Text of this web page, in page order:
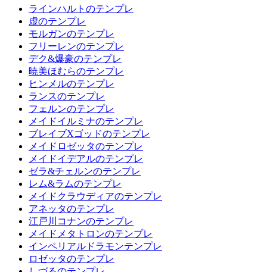
ラインハルトのテンプレ
虚のテンプレ
モルガンのテンプレ
フリーレンのテンプレ
デク&爆豪のテンプレ
暁美ほむらのテンプレ
ヒンメルのテンプレ
ランスのテンプレ
フェルンのテンプレ
メイドイルミナのテンプレ
ブレイブXゴッドのテンプレ
メイドロゼッタのテンプレ
メイドイデアルのテンプレ
ゼラ&チェルンのテンプレ
レム&ラムのテンプレ
メイドクラウディアのテンプレ
アネッタのテンプレ
江戸川コナンのテンプレ
メイドメタトロンのテンプレ
インペリアルドラモンテンプレ
ロゼッタのテンプレ